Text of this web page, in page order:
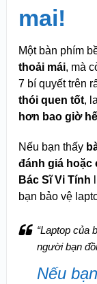
mai!
Một bàn phím
thoải mái, mà
7 bí quyết trên
thói quen tốt,
hơn bao giờ
Nếu bạn thấy
đánh giá hoặc
Bác Sĩ Vi Tính
bạn bảo vệ
“Laptop của
người bạn
Nếu